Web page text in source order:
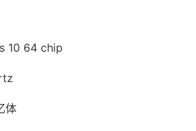
10 64 chip
体